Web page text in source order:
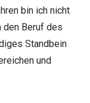
bin ich nicht
den Beruf des
Standbein
und